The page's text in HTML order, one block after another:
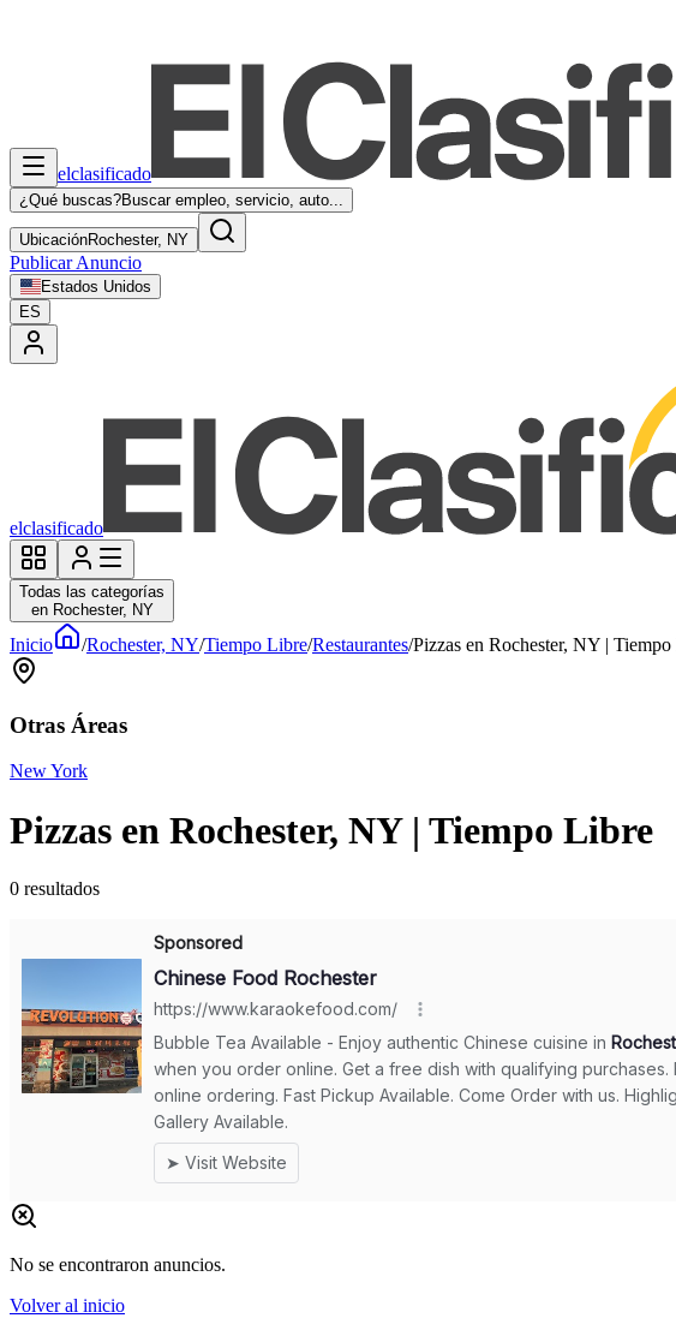
elclasificado
¿Qué buscas?Buscar empleo, servicio, auto...
UbicaciónRochester, NY
Publicar Anuncio
Estados Unidos
ES
elclasificado
Todas las categorías
en Rochester, NY
Inicio /Rochester, NY/Tiempo Libre/Restaurantes/Pizzas en Rochester, NY |
Otras Áreas
New York
Pizzas en Rochester, NY | Tiempo Libre
0 resultados
No se encontraron anuncios.
Volver al inicio